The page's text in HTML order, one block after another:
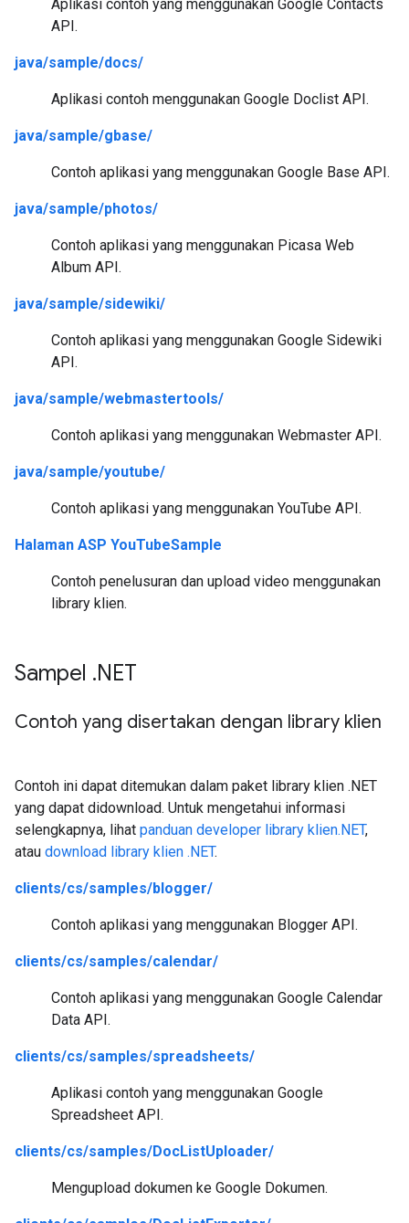
Aplikasi contoh yang menggunakan Google Contacts
API.
java/sample/docs/
Aplikasi contoh menggunakan Google Doclist API.
java/sample/gbase/
Contoh aplikasi yang menggunakan Google Base API.
java/sample/photos/
Contoh aplikasi yang menggunakan Picasa Web
Album API.
java/sample/sidewiki/
Contoh aplikasi yang menggunakan Google Sidewiki
API.
java/sample/webmastertools/
Contoh aplikasi yang menggunakan Webmaster API.
java/sample/youtube/
Contoh aplikasi yang menggunakan YouTube API.
Halaman ASP YouTubeSample
Contoh penelusuran dan upload video menggunakan
library klien.
Sampel .NET
Contoh yang disertakan dengan library klien
Contoh ini dapat ditemukan dalam paket library klien .NET
yang dapat didownload. Untuk mengetahui informasi
selengkapnya, lihat panduan developer library klien.NET,
atau download library klien .NET.
clients/cs/samples/blogger/
Contoh aplikasi yang menggunakan Blogger API.
clients/cs/samples/calendar/
Contoh aplikasi yang menggunakan Google Calendar
Data API.
clients/cs/samples/spreadsheets/
Aplikasi contoh yang menggunakan Google
Spreadsheet API.
clients/cs/samples/DocListUploader/
Mengupload dokumen ke Google Dokumen.